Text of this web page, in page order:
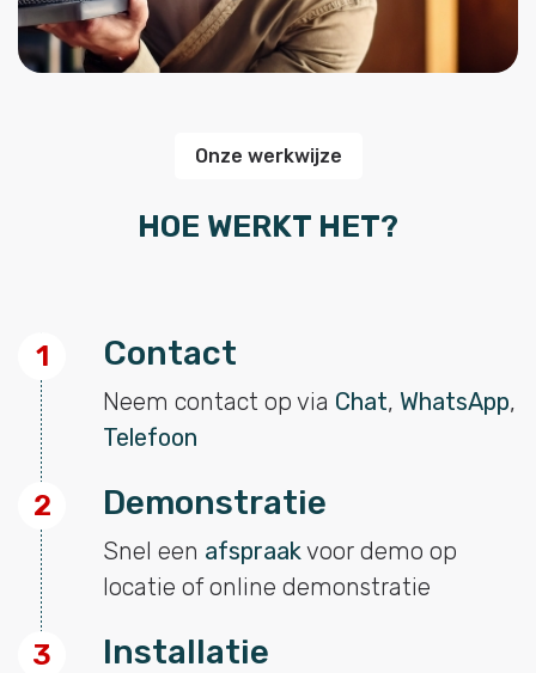
Onze werkwijze
HOE WERKT HET?
1 Contact
Neem contact op via Chat, WhatsApp,
Telefoon
2 Demonstratie
Snel een afspraak voor demo op
locatie of online demonstratie
3 Installatie